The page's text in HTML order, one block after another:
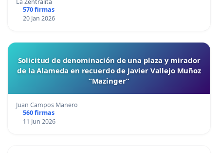
570 firmas
20 Jan 2026
Solicitud de denominación de una plaza y mirador
de la Alameda en recuerdo de Javier Vallejo Muñoz
“Mazinger”
Juan Campos Manero
560 firmas
11 Jun 2026